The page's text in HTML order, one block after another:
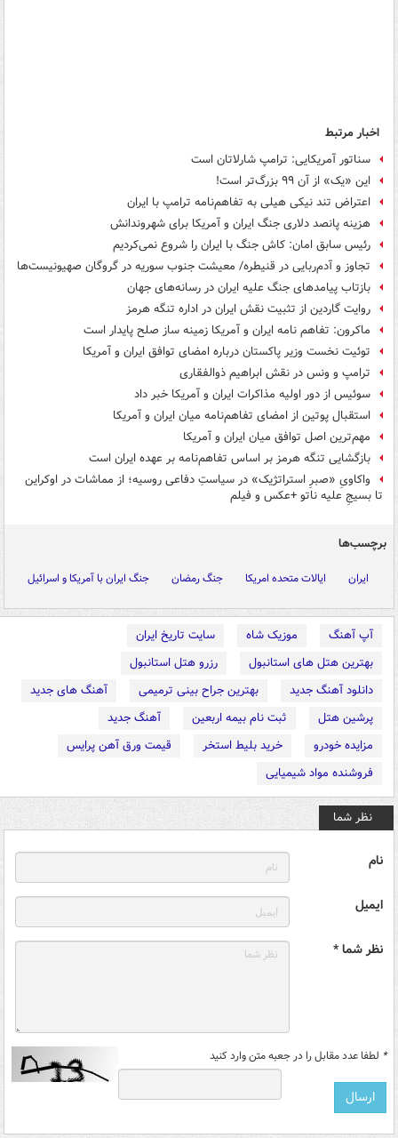
اخبار مرتبط
سناتور آمریکایی: ترامپ شارلاتان است
این «یک» از آن ۹۹ بزرگ‌تر است!
اعتراض تند نیکی هیلی به تفاهم‌نامه ترامپ با ایران
هزینه پانصد دلاری جنگ ایران و آمریکا برای شهروندانش
رئیس سابق امان: کاش جنگ با ایران را شروع نمی‌کردیم
تجاوز و آدم‌ربایی در قنیطره/ معیشت جنوب سوریه در گروگان صهیونیست‌ها
بازتاب پیامدهای جنگ علیه ایران در رسانه‌های جهان
روایت گاردین از تثبیت نقش ایران در اداره تنگه هرمز
ماکرون: تفاهم نامه ایران و آمریکا زمینه ساز صلح پایدار است
توئیت نخست وزیر پاکستان درباره امضای توافق ایران و آمریکا
ترامپ و ونس در نقش ابراهیم ذوالفقاری
سوئیس از دور اولیه مذاکرات ایران و آمریکا خبر داد
استقبال پوتین از امضای تفاهم‌نامه میان ایران و آمریکا
مهم‌ترین اصل توافق میان ایران و آمریکا
بازگشایی تنگه هرمز بر اساس تفاهم‌نامه بر عهده ایران است
واکاویِ «صبرِ استراتژیک» در سیاستِ دفاعی روسیه؛ از مماشات در اوکراین
تا بسیجِ علیه ناتو +عکس و فیلم
برچسب‌ها
ایران ایالات متحده امریکا جنگ رمضان جنگ ایران با آمریکا و اسرائیل
آپ آهنگ موزیک شاه
سایت تاریخ ایران
بهترین هتل های استانبول
رزرو هتل استانبول
دانلود آهنگ جدید
بهترین جراح بینی ترمیمی
آهنگ های جدید
پرشین هتل
ثبت نام بیمه اربعین
آهنگ جدید
مزایده خودرو
خرید بلیط استخر
قیمت ورق آهن پرایس
فروشنده مواد شیمیایی
نظر شما
نام
ایمیل
نظر شما *
* لطفا عدد مقابل را در جعبه متن وارد کنید